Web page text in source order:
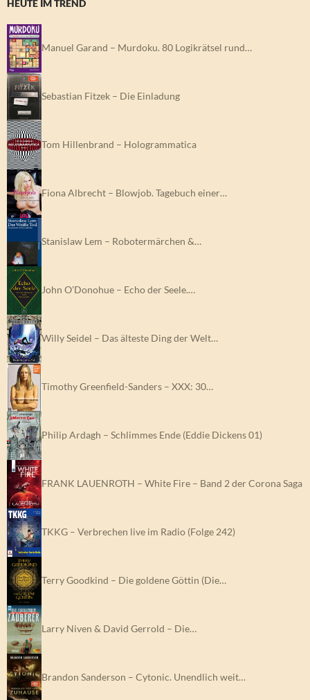
HEUTE IM TREND
Manuel Garand – Murdoku. 80 Logikrätsel rund…
Sebastian Fitzek – Die Einladung
Tom Hillenbrand – Hologrammatica
Fiona Albrecht – Blowjob. Tagebuch einer…
Stanislaw Lem – Robotermärchen &…
John O’Donohue – Echo der Seele.…
Willy Seidel – Das älteste Ding der Welt…
Timothy Greenfield-Sanders – XXX: 30…
Philip Ardagh – Schlimmes Ende (Eddie Dickens 01)
FRANK LAUENROTH – White Fire – Band 2 der Corona Saga
TKKG – Verbrechen live im Radio (Folge 242)
Terry Goodkind – Die goldene Göttin (Die…
Larry Niven & David Gerrold – Die…
Brandon Sanderson – Cytonic. Unendlich weit…